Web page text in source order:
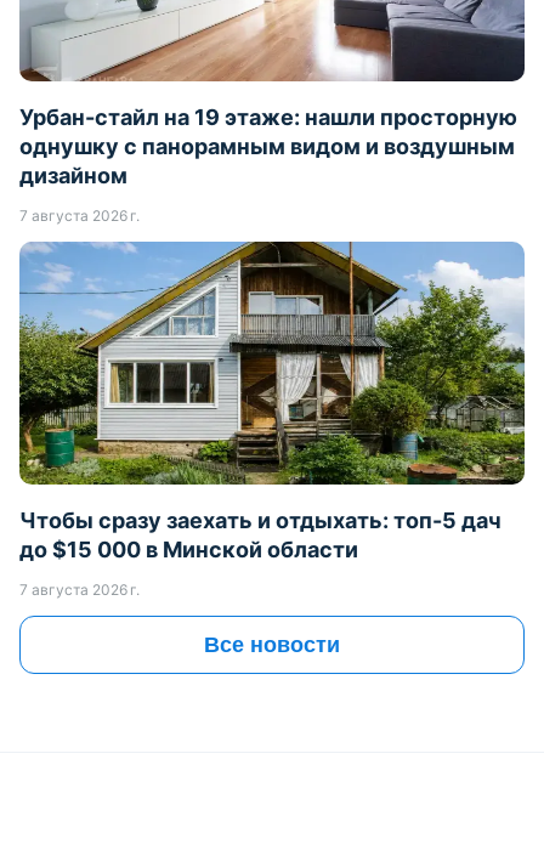
Урбан-стайл на 19 этаже: нашли просторную
однушку с панорамным видом и воздушным
дизайном
7 августа 2026 г.
Чтобы сразу заехать и отдыхать: топ-5 дач
до $15 000 в Минской области
7 августа 2026 г.
Все новости